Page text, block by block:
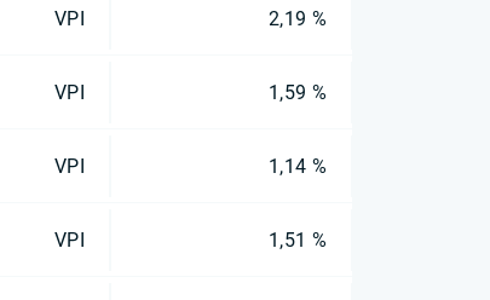
VPI 2,19 %
VPI 1,59 %
VPI 1,14 %
VPI 1,51 %